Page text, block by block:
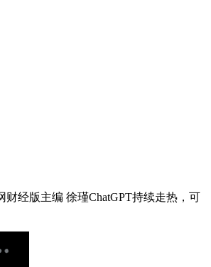
经版主编 徐瑾ChatGPT持续走热，可